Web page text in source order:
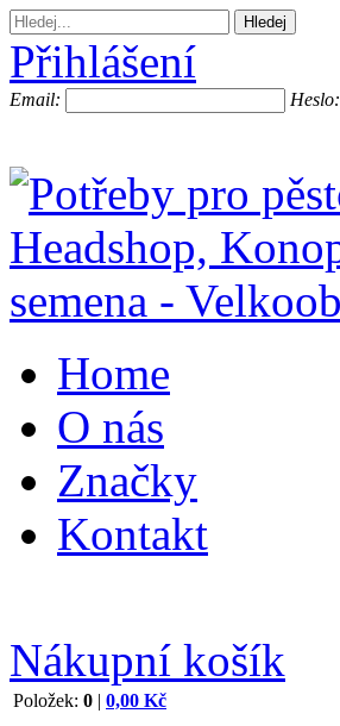
Přihlášení
Email: Heslo:
Home
O nás
Značky
Kontakt
Nákupní košík
Položek: 0 | 0,00 Kč